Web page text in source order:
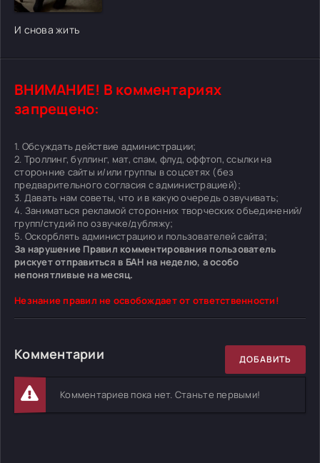
[/xfgiven_cvh_poster_urlcvh_poster_url]
И снова жить
ВНИМАНИЕ! В комментариях
запрещено:
1. Обсуждать действие администрации;
2. Троллинг, буллинг, мат, спам, флуд, оффтоп, ссылки на
сторонние сайты и/или группы в соцсетях (без
предварительного согласия с администрацией);
3. Давать нам советы, что и в какую очередь озвучивать;
4. Заниматься рекламой сторонних творческих объединений/
групп/студий по озвучке/дубляжу;
5. Оскорблять администрацию и пользователей сайта;
За нарушение Правил комментирования пользователь
рискует отправиться в БАН на неделю, а особо
непонятливые на месяц.
Незнание правил не освобождает от ответственности!
Комментарии ДОБАВИТЬ
Комментариев пока нет. Станьте первыми!